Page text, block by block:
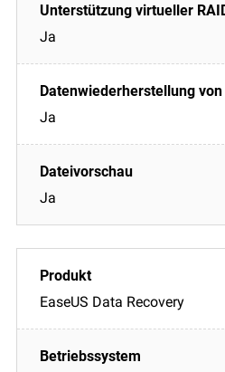
Ja
Ja
Ja
EaseUS Data Recovery